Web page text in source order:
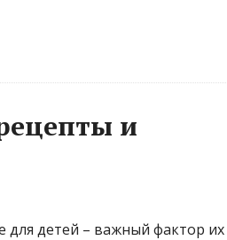
и
для детей – важный фактор их